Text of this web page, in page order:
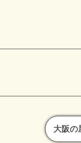
大阪の